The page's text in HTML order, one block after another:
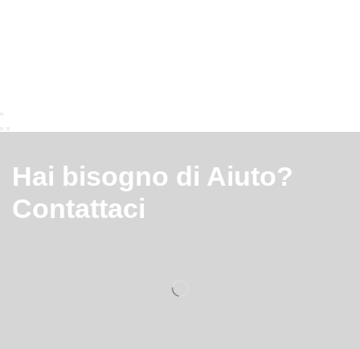
Hai bisogno di Aiuto?
Contattaci